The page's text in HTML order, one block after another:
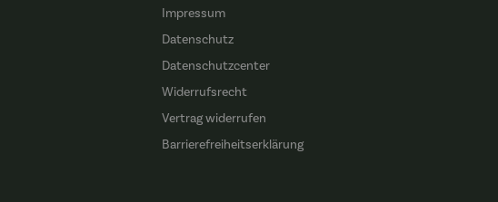
Impressum
Datenschutz
Datenschutzcenter
Widerrufsrecht
Vertrag widerrufen
Barrierefreiheitserklärung